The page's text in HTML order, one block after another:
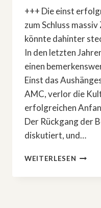
+++ Die einst
zum Schluss
könnte dahinter
In den letzten
einen
Einst das
AMC, verlor die
erfolgreichen
Der Rückgang der
diskutiert, und…
WEITERLESEN »THE